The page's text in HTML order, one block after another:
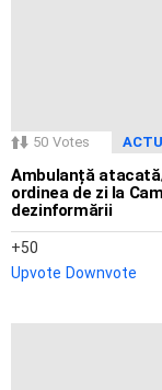
50 Votes
Ambulanță
ordinea de zi la
dezinformării
50
Upvote Downvote